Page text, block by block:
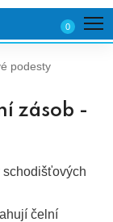
0
podesty
zásob -
schodišťových
čelní